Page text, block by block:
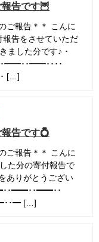
告です🦉
ご報告＊＊ こんに
告をさせていただ
ました分です♪ ･
･･━━････
[…]
告です💍
ご報告＊＊ こんに
た分の寄付報告で
ありがとうござい
･･━━･･━━･･
･━ […]